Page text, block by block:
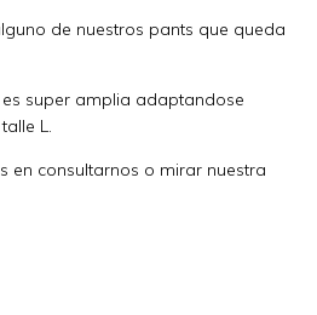
de nuestros pants que queda
super amplia adaptandose
L.
en consultarnos o mirar nuestra